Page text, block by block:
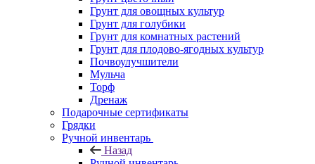
Грунт для овощных культур
Грунт для голубики
Грунт для комнатных растений
Грунт для плодово-ягодных культур
Почвоулучшители
Мульча
Торф
Дренаж
Подарочные сертификаты
Грядки
Ручной инвентарь
Назад